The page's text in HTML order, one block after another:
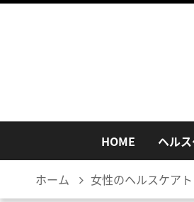
HOME ヘル
ホーム 女性のヘルスケア